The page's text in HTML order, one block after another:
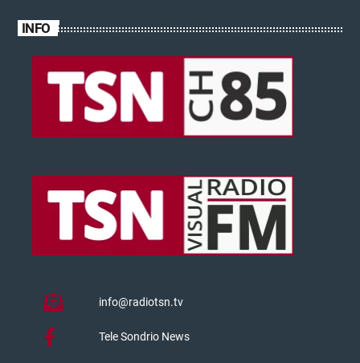
INFO
info@radiotsn.tv
Tele Sondrio News